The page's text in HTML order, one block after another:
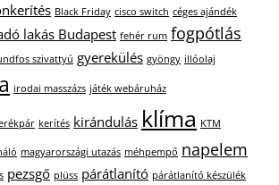
Black Friday cisco switch céges ajándék
lakás Budapest fehér rum fogpótlás
szivattyú gyerekülés gyöngy illóolaj
irodai masszázs játék webáruház
kerítés kirándulás klíma KTM
magyarországi utazás méhpempő napelem
pezsgő plüss párátlanító párátlanító készülék